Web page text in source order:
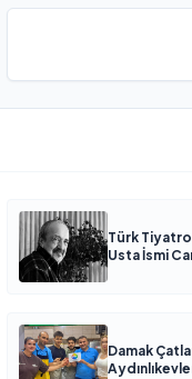
Türk
Usta İsmi
Damak